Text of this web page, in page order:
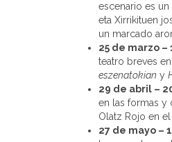
escenario es
eta Xirrikituen
un marcado
25 de marzo –
teatro breves
eszenatokian y
29 de abril –
en las formas y
Olatz Rojo en
27 de mayo –